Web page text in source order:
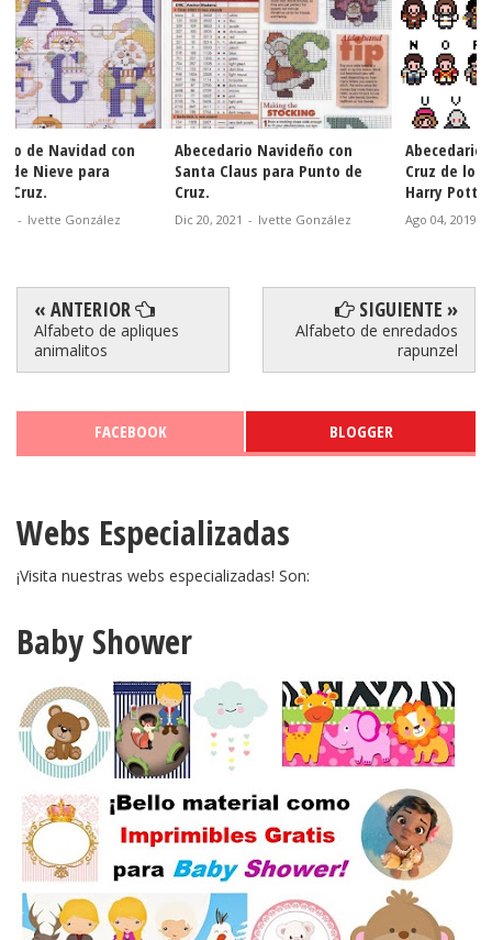
Abecedario Navideño con
Santa Claus para Punto de
Cruz.
Dic 20, 2021 - Ivette González
Abecedario para Punto de
Cruz de los Personajes de
Ago 04, 2019 - Ivette González
« ANTERIOR
Alfabeto de apliques
animalitos
SIGUIENTE »
Alfabeto de enredados
rapunzel
FACEBOOK BLOGGER
Webs Especializadas
¡Visita nuestras webs especializadas! Son:
Baby Shower